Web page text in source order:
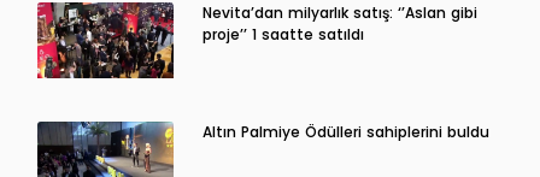
Nevita’dan milyarlık satış: ‘’Aslan gibi
proje’’ 1 saatte satıldı
Altın Palmiye Ödülleri sahiplerini buldu